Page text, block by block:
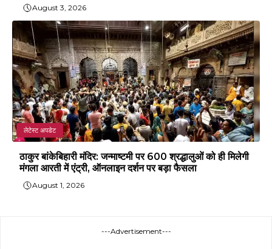
August 3, 2026
लेटेस्ट अपडेट
ठाकुर बांकेबिहारी मंदिर: जन्माष्टमी पर 600 श्रद्धालुओं को ही मिलेगी
मंगला आरती में एंट्री, ऑनलाइन दर्शन पर बड़ा फैसला
August 1, 2026
---Advertisement---